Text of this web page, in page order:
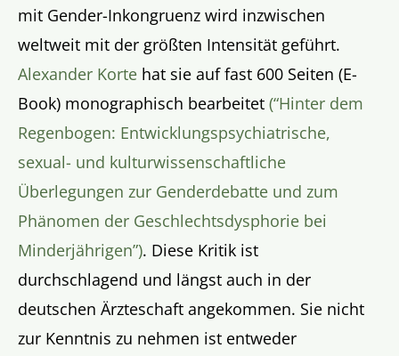
mit Gender-Inkongruenz wird inzwischen
weltweit mit der größten Intensität geführt.
Alexander Korte hat sie auf fast 600 Seiten (E-
Book) monographisch bearbeitet (“Hinter dem
Regenbogen: Entwicklungspsychiatrische,
sexual- und kulturwissenschaftliche
Überlegungen zur Genderdebatte und zum
Phänomen der Geschlechtsdysphorie bei
Minderjährigen”). Diese Kritik ist
durchschlagend und längst auch in der
deutschen Ärzteschaft angekommen. Sie nicht
zur Kenntnis zu nehmen ist entweder